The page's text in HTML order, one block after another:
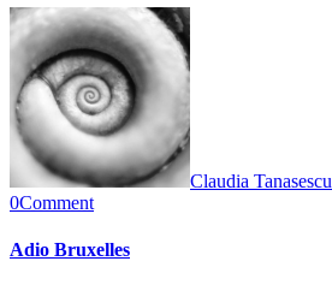
Claudia Tanasescu
0Comment
Adio Bruxelles